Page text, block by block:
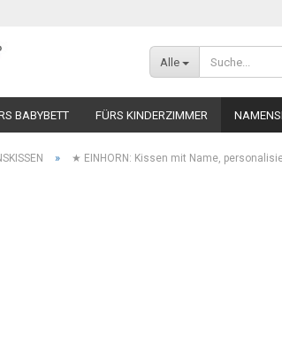
Alle
BABYBETT FÜRS KINDERZIMMER
» ★ EINHORN: Kissen mit Name,